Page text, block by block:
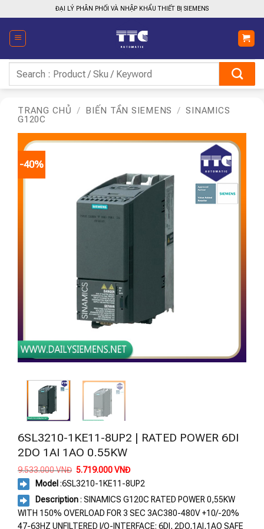
qua
nội
dung
ĐẠI LÝ PHÂN PHỐI VÀ NHẬP KHẨU THIẾT BỊ SIEMENS
kiếm:
TRANG CHỦ / BIẾN TẦN SIEMENS / SINAMICS
G120C
-40%
6SL3210-1KE11-8UP2 | RATED POWER 6DI
2DO 1AI 1AO 0.55KW
9.533.000VNĐ Giá
là:
9.533.000 VNĐ.
5.719.000VNĐGiá
tại
là:
5.719.000 VNĐ.
Model :6SL3210-1KE11-8UP2
Description: SINAMICS G120C RATED POWER 0,55KW
WITH 150% OVERLOAD FOR 3 SEC 3AC380-480V +10/-20%
47-63HZ UNFILTERED I/O-INTERFACE: 6DI, 2DO,1AI,1AO SAFE